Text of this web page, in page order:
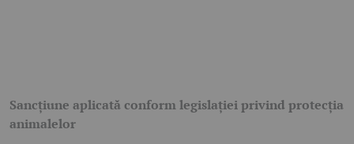
Sancțiune aplicată conform legislației privind protecția
animalelor